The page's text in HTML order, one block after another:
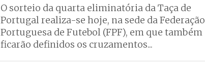
O sorteio da quarta eliminatória da Taça de
Portugal realiza-se hoje, na sede da Federação
Portuguesa de Futebol (FPF), em que também
ficarão definidos os cruzamentos...